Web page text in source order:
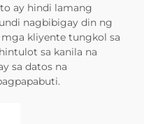
ay hindi lamang
nagbibigay din ng
kliyente tungkol sa
sa kanila na
sa datos na